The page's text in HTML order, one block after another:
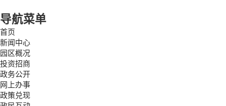
导航菜单
首页
新闻中心
园区概况
投资招商
政务公开
网上办事
政策兑现